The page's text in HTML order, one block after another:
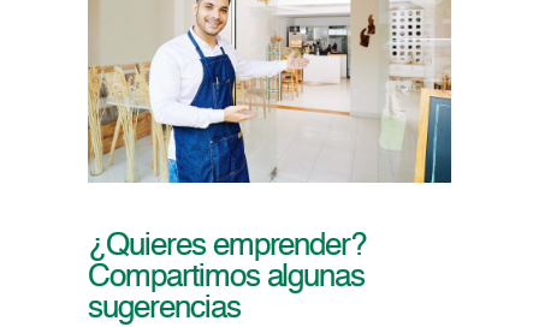
¿Quieres emprender?
Compartimos algunas
sugerencias